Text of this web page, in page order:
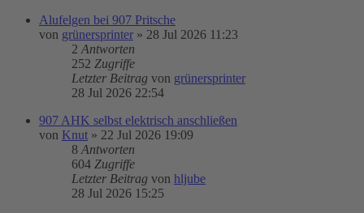
Alufelgen bei 907 Pritsche
von grünersprinter » 28 Jul 2026 11:23
2 Antworten
252 Zugriffe
Letzter Beitrag von grünersprinter
28 Jul 2026 22:54
907 AHK selbst elektrisch anschließen
von Knut » 22 Jul 2026 19:09
8 Antworten
604 Zugriffe
Letzter Beitrag von hljube
28 Jul 2026 15:25